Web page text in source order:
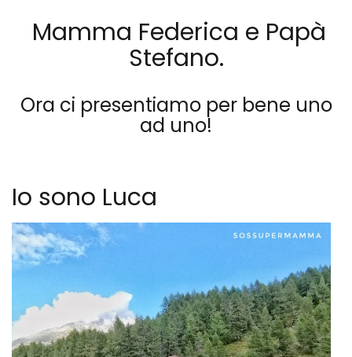
Mamma Federica e Papà
Stefano.
Ora ci presentiamo per bene uno
ad uno!
Io sono Luca